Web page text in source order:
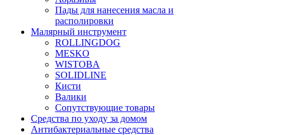
Пады для нанесения масла и
располировки
Малярный инструмент
ROLLINGDOG
MESKO
WISTOBA
SOLIDLINE
Кисти
Валики
Сопутствующие товары
Средства по уходу за домом
Антибактериальные средства